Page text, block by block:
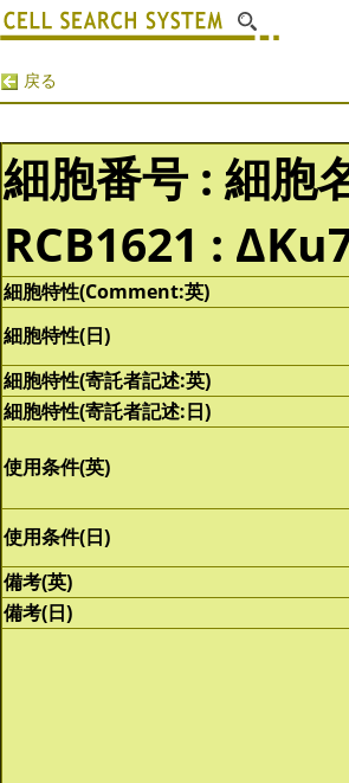
戻る
細胞番号 : 細胞
RCB1621 :
細胞特性(Comment:英)
細胞特性(日)
細胞特性(寄託者記述:英)
細胞特性(寄託者記述:日)
使用条件(英)
使用条件(日)
備考(英)
備考(日)